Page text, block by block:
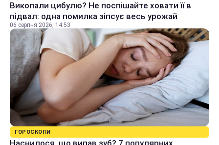
Викопали цибулю? Не поспішайте ховати її в
підвал: одна помилка зіпсує весь урожай
06 серпня 2026, 14:53
ГОРОСКОПИ